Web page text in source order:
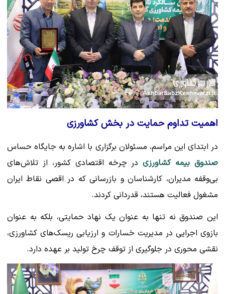
اهمیت تداوم حمایت در بخش کشاورزی
در ابتدای این مراسم، مسئولان برگزاری با اشاره به جایگاه حساس
صندوق بیمه کشاورزیدر چرخه اقتصادی کشور، از تلاش‌های
بی‌وقفه مدیران، کارشناسان و بازرسانی که در اقصی نقاط ایران
مشغول فعالیت هستند، قدردانی کردند.
این صندوق نه تنها به عنوان یک نهاد حمایتی، بلکه به عنوان
بازوی اجرایی در مدیریت خسارات و ارزیابی ریسک‌های کشاورزی،
نقشی محوری در جلوگیری از توقف چرخ تولید بر عهده دارد.